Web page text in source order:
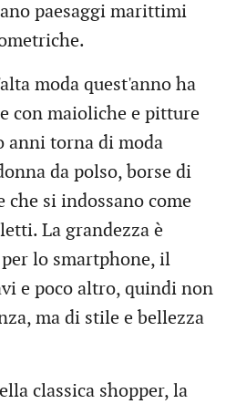
paesaggi marittimi
moda quest'anno ha
con maioliche e pitture
anni torna di moda
da polso, borse di
che si indossano come
La grandezza è
lo smartphone, il
e poco altro, quindi non
ma di stile e bellezza
classica shopper, la